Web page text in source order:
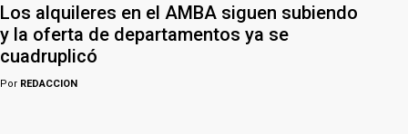
Los alquileres en el AMBA siguen subiendo
y la oferta de departamentos ya se
cuadruplicó
Por REDACCION